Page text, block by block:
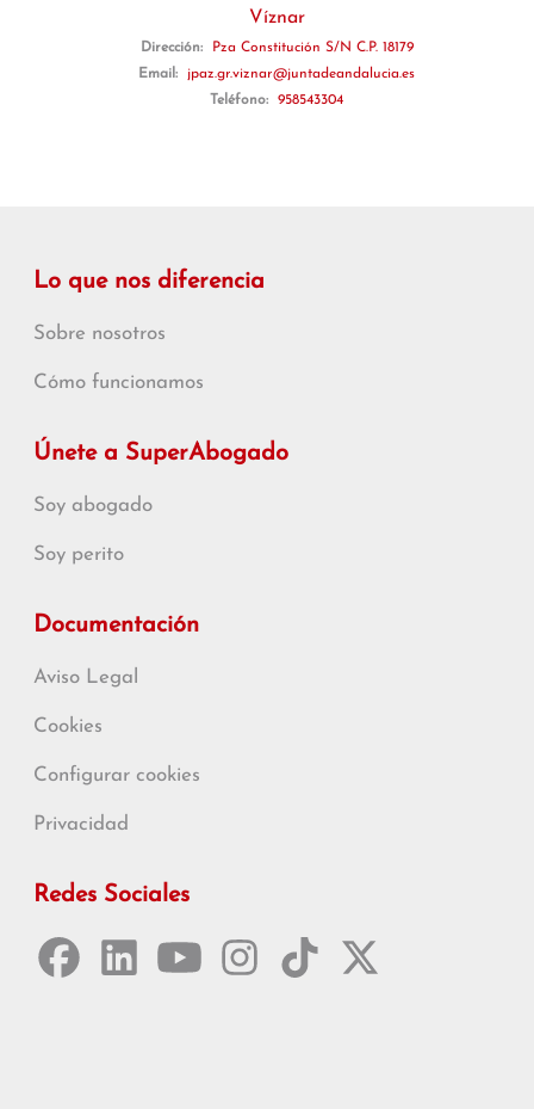
Víznar
Dirección:
Pza Constitución S/N C.P. 18179
Email:
jpaz.gr.viznar@juntadeandalucia.es
Teléfono:
958543304
Lo que nos diferencia
Sobre nosotros
Cómo funcionamos
Únete a SuperAbogado
Soy abogado
Soy perito
Documentación
Aviso Legal
Cookies
Configurar cookies
Privacidad
Redes Sociales